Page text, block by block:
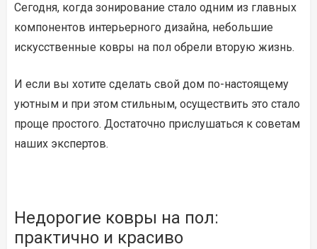
Сегодня, когда зонирование стало одним из главных
компонентов интерьерного дизайна, небольшие
искусственные ковры на пол обрели вторую жизнь.
И если вы хотите сделать свой дом по-настоящему
уютным и при этом стильным, осуществить это стало
проще простого. Достаточно прислушаться к советам
наших экспертов.
Недорогие ковры на пол:
практично и красиво